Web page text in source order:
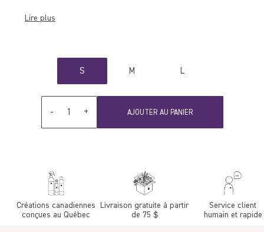
Lire plus
S M L
Quantité
-
+ AJOUTER AU PANIER
Créations canadiennes
conçues au Québec
Livraison gratuite à partir
de 75 $
Service client
humain et rapide